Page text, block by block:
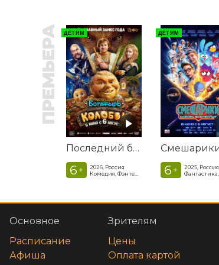
ПРЕМЬЕРА ДЕТЯМ
Последний богатырь. Колобок
6 +
2026, Россия
ДЕТЯМ
6 +
2025, Россия
Основное
Расписание
Афиша
Зрителям
Цены
Оплата картой